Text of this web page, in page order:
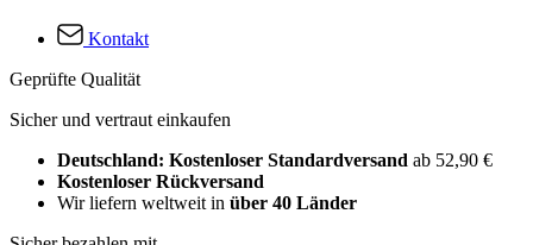
Kontakt
Geprüfte Qualität
Sicher und vertraut einkaufen
Deutschland: Kostenloser Standardversand ab 52,90 €
Kostenloser Rückversand
Wir liefern weltweit in über 40 Länder